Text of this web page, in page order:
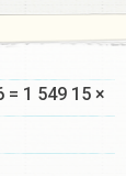
= 1 549 15 ×